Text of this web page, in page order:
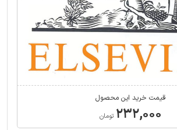
قیمت خرید این محصول
۲۳۲,۰۰۰ تومان